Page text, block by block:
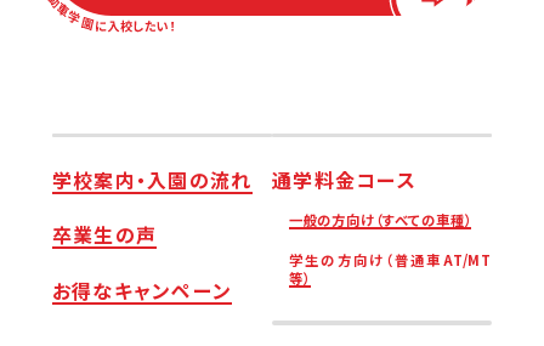
学校案内・入園の流れ
卒業生の声
お得なキャンペーン
通学料金コース
一般の方向け（すべての車種）
学生の方向け（普通車AT/MT
等）